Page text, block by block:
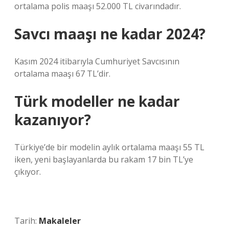
ortalama polis maaşı 52.000 TL civarındadır.
Savcı maaşı ne kadar 2024?
Kasım 2024 itibarıyla Cumhuriyet Savcısının
ortalama maaşı 67 TL’dir.
Türk modeller ne kadar
kazanıyor?
Türkiye’de bir modelin aylık ortalama maaşı 55 TL
iken, yeni başlayanlarda bu rakam 17 bin TL’ye
çıkıyor.
Tarih: Makaleler